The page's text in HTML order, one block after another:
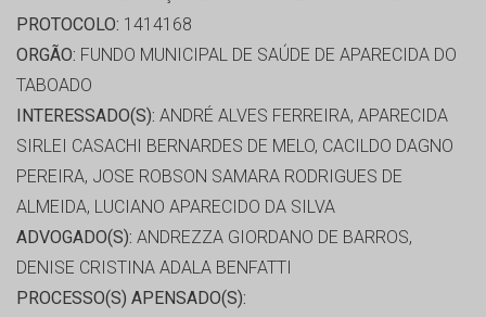
PROTOCOLO: 1414168
ORGÃO: FUNDO MUNICIPAL DE SAÚDE DE APARECIDA DO
TABOADO
INTERESSADO(S): ANDRÉ ALVES FERREIRA, APARECIDA
SIRLEI CASACHI BERNARDES DE MELO, CACILDO DAGNO
PEREIRA, JOSE ROBSON SAMARA RODRIGUES DE
ALMEIDA, LUCIANO APARECIDO DA SILVA
ADVOGADO(S): ANDREZZA GIORDANO DE BARROS,
DENISE CRISTINA ADALA BENFATTI
PROCESSO(S) APENSADO(S):